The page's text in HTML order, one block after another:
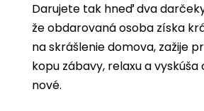
Darujete tak hneď dva
že obdarovaná osoba získa
na skrášlenie domova, zažije
kopu zábavy, relaxu a
nové.